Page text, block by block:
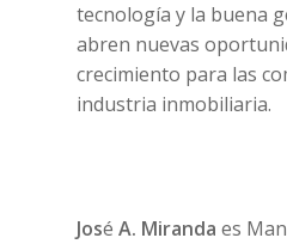
tecnología y la buena
abren nuevas
crecimiento para las
industria inmobiliaria.
José A. Miranda es